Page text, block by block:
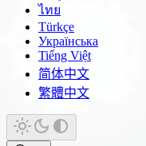
ไทย
Türkçe
Українська
Tiếng Việt
简体中文
繁體中文